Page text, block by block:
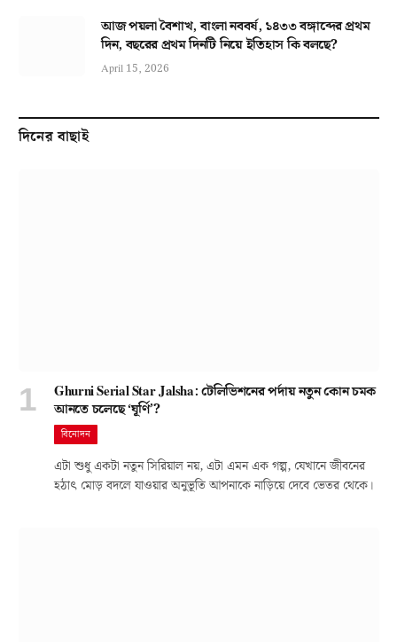
আজ পয়লা বৈশাখ, বাংলা নববর্ষ, ১৪৩৩ বঙ্গাব্দের প্রথম
দিন, বছরের প্রথম দিনটি নিয়ে ইতিহাস কি বলছে?
April 15, 2026
দিনের বাছাই
Ghurni Serial Star Jalsha: টেলিভিশনের পর্দায় নতুন কোন চমক
আনতে চলেছে ‘ঘূর্ণি’?
বিনোদন
এটা শুধু একটা নতুন সিরিয়াল নয়, এটা এমন এক গল্প, যেখানে জীবনের
হঠাৎ মোড় বদলে যাওয়ার অনুভূতি আপনাকে নাড়িয়ে দেবে ভেতর থেকে।